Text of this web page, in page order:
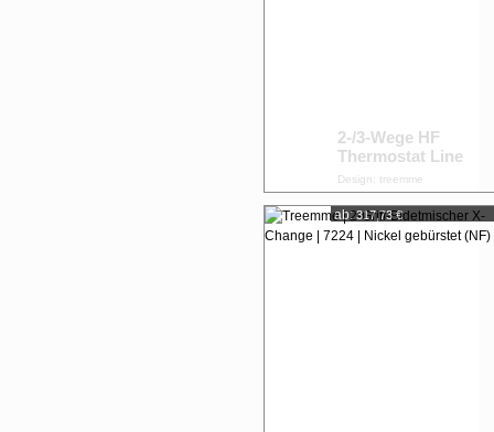
2-/3-Wege HF
Thermostat Line
Design: treemme
ab: 317,73 €